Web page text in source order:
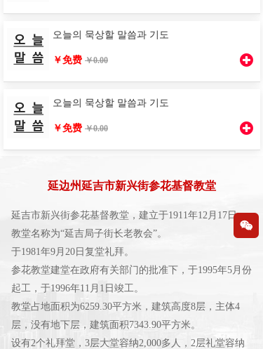
오늘의 묵상할 말씀과 기도
￥免费 ￥0.00
오늘의 묵상할 말씀과 기도
￥免费 ￥0.00
延吉市新兴街参花基督教堂，建立于1911年12月17日，
教堂名称为“延吉局子街长老教会”。
于1981年9月20日复堂礼拜。
参花教堂建堂在政府有关部门的批准下，于1995年5月份
起工，于1996年11月1日竣工。
教堂占地面积为6259.30平方米，建筑高度8层，主体4
层，没有地下层，建筑面积7343.90平方米。
设有2个礼拜堂，3层大堂容纳2,000多人，2层礼堂容纳
延边州延吉市新兴街参花基督教堂
按钮